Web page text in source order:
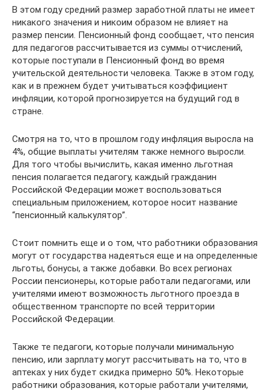
В этом году средний размер заработной платы не имеет
никакого значения и никоим образом не влияет на
размер пенсии. Пенсионный фонд сообщает, что пенсия
для педагогов рассчитывается из суммы отчислений,
которые поступали в Пенсионный фонд во время
учительской деятельности человека. Также в этом году,
как и в прежнем будет учитываться коэффициент
инфляции, которой прогнозируется на будущий год в
стране.
Смотря на то, что в прошлом году инфляция выросла на
4%, общие выплаты учителям также немного выросли.
Для того чтобы вычислить, какая именно льготная
пенсия полагается педагогу, каждый гражданин
Российской Федерации может воспользоваться
специальным приложением, которое носит название
“пенсионный калькулятор”.
Стоит помнить еще и о том, что работники образования
могут от государства надеяться еще и на определенные
льготы, бонусы, а также добавки. Во всех регионах
России пенсионеры, которые работали педагогами, или
учителями имеют возможность льготного проезда в
общественном транспорте по всей территории
Российской Федерации.
Также те педагоги, которые получали минимальную
пенсию, или зарплату могут рассчитывать на то, что в
аптеках у них будет скидка примерно 50%. Некоторые
работники образования, которые работали учителями,